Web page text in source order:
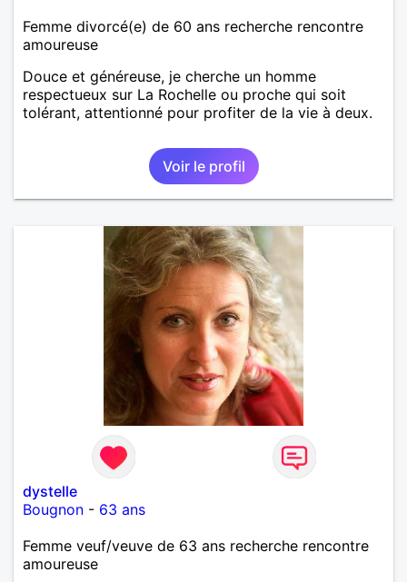
Femme divorcé(e) de 60 ans recherche rencontre
amoureuse
Douce et généreuse, je cherche un homme
respectueux sur La Rochelle ou proche qui soit
tolérant, attentionné pour profiter de la vie à deux.
Voir le profil
dystelle
Bougnon - 63 ans
Femme veuf/veuve de 63 ans recherche rencontre
amoureuse